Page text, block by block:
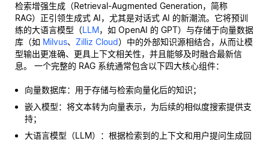
检索增强生成（Retrieval-Augmented Generation，简称
RAG）正引领生成式 AI，尤其是对话式 AI 的新潮流。它将预训
练的大语言模型（LLM，如 OpenAI 的 GPT）与存储于向量数据
库（如 Milvus、 Zilliz Cloud）中的外部知识源相结合，从而让模
型输出更准确、更具上下文相关性，并且能够及时融合最新信
息。 一个完整的 RAG 系统通常包含以下四大核心组件：
向量数据库：用于存储与检索向量化后的知识；
嵌入模型：将文本转为向量表示，为后续的相似度搜索提供支
持；
大语言模型（LLM）：根据检索到的上下文和用户提问生成回